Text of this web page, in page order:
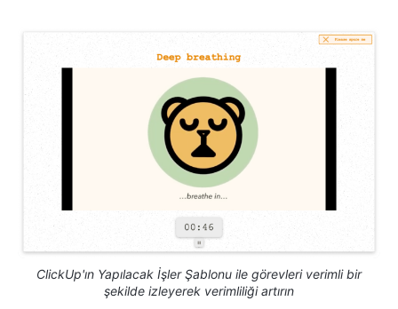
ClickUp'ın Yapılacak İşler Şablonu ile görevleri verimli bir
şekilde izleyerek verimliliği artırın